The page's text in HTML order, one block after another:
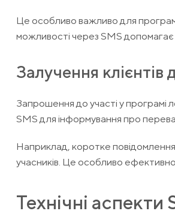
Це особливо важливо для
можливості через SMS
Залучення
Запрошення до участі у програмі
SMS для інформування про
Наприклад, коротке
учасників. Це особливо
Технічні